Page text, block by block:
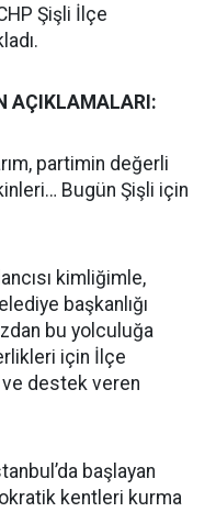
Şişli İlçe
AÇIKLAMALARI:
partimin değerli
Bugün Şişli için
kimliğimle,
başkanlığı
bu yolculuğa
için İlçe
ve destek veren
başlayan
kentleri kurma